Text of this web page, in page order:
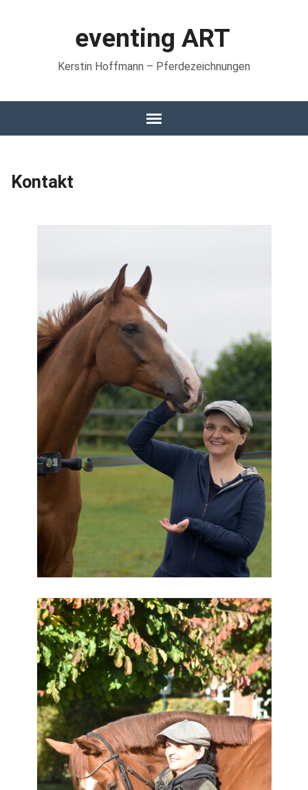
eventing ART
Kerstin Hoffmann – Pferdezeichnungen
Kontakt